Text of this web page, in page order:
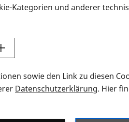
Alle
Sie möchten wissen, wie Sie
Kategorien und anderer
sowie den Link zu diesen
Datenschutzerklärung. Hier